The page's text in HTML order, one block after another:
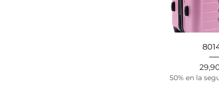
Vista
50% en la